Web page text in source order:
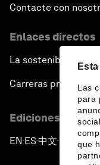
Las
para
que
Contacte con
Enlaces directos
La sostenibilidad en
Carreras
Ediciones en
EN ▪ES▪中文▪ 日本語